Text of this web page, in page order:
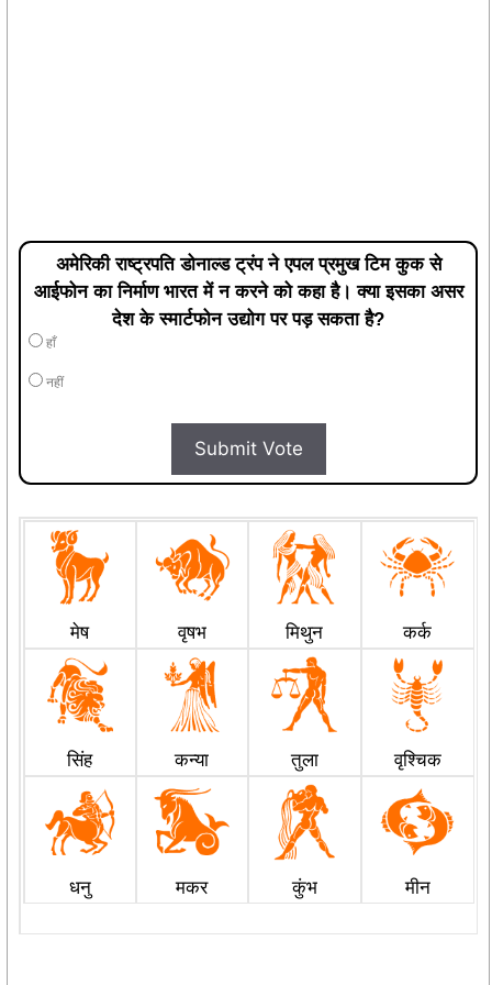
अमेरिकी राष्ट्रपति डोनाल्ड ट्रंप ने एपल प्रमुख टिम कुक से
आईफोन का निर्माण भारत में न करने को कहा है। क्या इसका असर
देश के स्मार्टफोन उद्योग पर पड़ सकता है?
हाँ
नहीं
Submit Vote
मेष वृषभ मिथुन कर्क
सिंह कन्या तुला वृश्चिक
धनु मकर कुंभ मीन